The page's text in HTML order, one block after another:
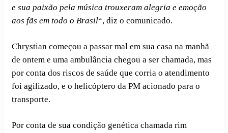
e sua paixão pela música trouxeram alegria e emoção
aos fãs em todo o Brasil“, diz o comunicado.
Chrystian começou a passar mal em sua casa na manhã
de ontem e uma ambulância chegou a ser chamada, mas
por conta dos riscos de saúde que corria o atendimento
foi agilizado, e o helicóptero da PM acionado para o
transporte.
Por conta de sua condição genética chamada rim